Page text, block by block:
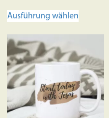
von 5
Ausführung wählen
Varianten
auf.
Die
Optionen
können
auf